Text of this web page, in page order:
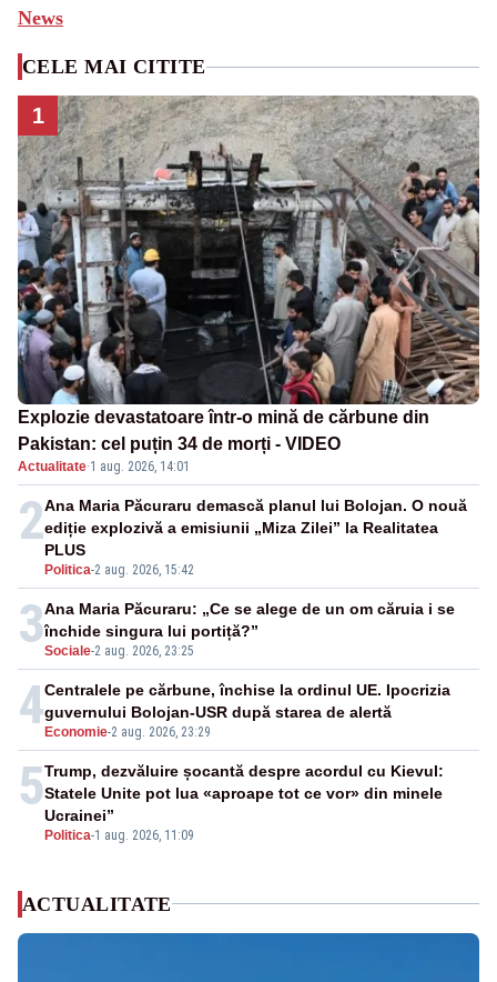
News
CELE MAI CITITE
1
Explozie devastatoare într-o mină de cărbune din
Pakistan: cel puțin 34 de morți - VIDEO
Actualitate·1 aug. 2026, 14:01
2
Politica-2 aug. 2026, 15:42
Ana Maria Păcuraru demască planul lui Bolojan. O nouă
ediție explozivă a emisiunii „Miza Zilei” la Realitatea
PLUS
3Sociale-2 aug. 2026, 23:25
Ana Maria Păcuraru: „Ce se alege de un om căruia i se
închide singura lui portiță?”
4Economie-2 aug. 2026, 23:29
Centralele pe cărbune, închise la ordinul UE. Ipocrizia
guvernului Bolojan-USR după starea de alertă
5
Politica-1 aug. 2026, 11:09
Trump, dezvăluire șocantă despre acordul cu Kievul:
Statele Unite pot lua «aproape tot ce vor» din minele
Ucrainei”
ACTUALITATE